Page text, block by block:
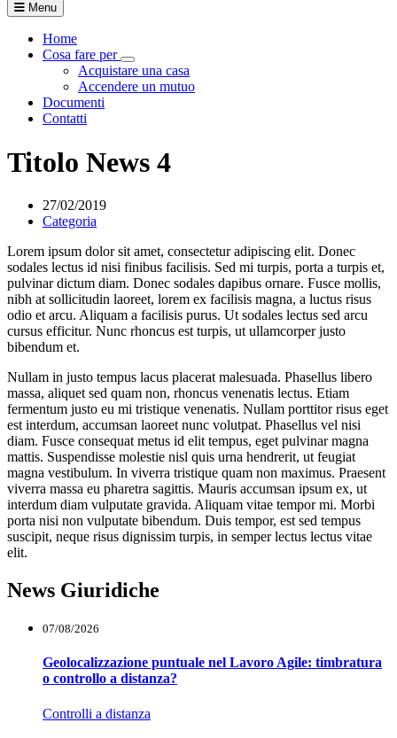
Menu
Home
Cosa fare per
Visualizza menù di secondo livello
Acquistare una casa
Accendere un mutuo
Documenti
Contatti
Titolo News 4
27/02/2019
Categoria
Lorem ipsum dolor sit amet, consectetur adipiscing elit. Donec
sodales lectus id nisi finibus facilisis. Sed mi turpis, porta a turpis et,
pulvinar dictum diam. Donec sodales dapibus ornare. Fusce mollis,
nibh at sollicitudin laoreet, lorem ex facilisis magna, a luctus risus
odio et arcu. Aliquam a facilisis purus. Ut sodales lectus sed arcu
cursus efficitur. Nunc rhoncus est turpis, ut ullamcorper justo
bibendum et.
Nullam in justo tempus lacus placerat malesuada. Phasellus libero
massa, aliquet sed quam non, rhoncus venenatis lectus. Etiam
fermentum justo eu mi tristique venenatis. Nullam porttitor risus eget
est interdum, accumsan laoreet nunc volutpat. Phasellus vel nisi
diam. Fusce consequat metus id elit tempus, eget pulvinar magna
mattis. Suspendisse molestie nisl quis urna hendrerit, ut feugiat
magna vestibulum. In viverra tristique quam non maximus. Praesent
viverra massa eu pharetra sagittis. Mauris accumsan ipsum ex, ut
interdum diam vulputate gravida. Aliquam vitae tempor mi. Morbi
porta nisi non vulputate bibendum. Duis tempor, est sed tempus
suscipit, neque risus dignissim turpis, in semper lectus lectus vitae
elit.
News Giuridiche
07/08/2026
Geolocalizzazione puntuale nel Lavoro Agile: timbratura
o controllo a distanza?
Controlli a distanza